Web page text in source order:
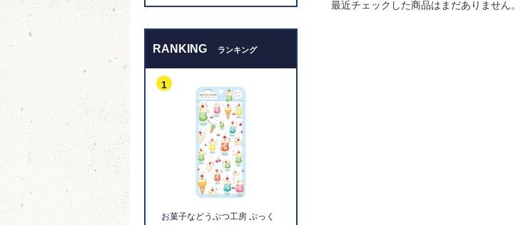
最近チェックした商品はまだありません。
RANKING ランキング
1
お菓子などうぶつ工房 ぷっく